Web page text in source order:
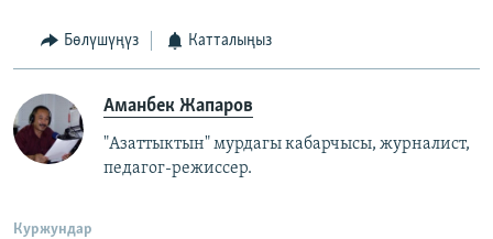
Бөлүшүңүз Катталыңыз
Аманбек Жапаров
"Азаттыктын" мурдагы кабарчысы, журналист,
педагог-режиссер.
Куржундар